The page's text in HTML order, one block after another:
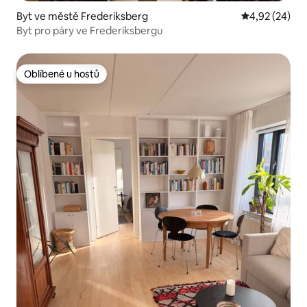
Byt ve městě Frederiksberg Průměrné
4,92 (24)
Byt pro páry ve Frederiksbergu
Oblíbené u hostů
Oblíbené u hostů